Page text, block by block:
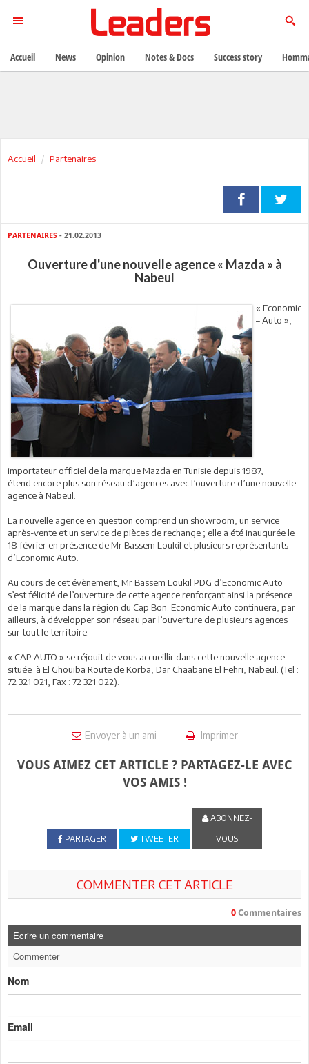
Accueil Partenaires
PARTENAIRES - 21.02.2013
Ouverture d'une nouvelle agence « Mazda » à
Nabeul
« Economic
– Auto »,
importateur officiel de la marque Mazda en Tunisie depuis 1987,
étend encore plus son réseau d’agences avec l’ouverture d’une nouvelle
agence à Nabeul.
La nouvelle agence en question comprend un showroom, un service
après-vente et un service de pièces de rechange ; elle a été inaugurée le
18 février en présence de Mr Bassem Loukil et plusieurs représentants
d’Economic Auto.
Au cours de cet évènement, Mr Bassem Loukil PDG d’Economic Auto
s’est félicité de l’ouverture de cette agence renforçant ainsi la présence
de la marque dans la région du Cap Bon. Economic Auto continuera, par
ailleurs, à développer son réseau par l’ouverture de plusieurs agences
sur tout le territoire.
« CAP AUTO » se réjouit de vous accueillir dans cette nouvelle agence
située à El Ghouiba Route de Korba, Dar Chaabane El Fehri, Nabeul. (Tel :
72 321 021, Fax : 72 321 022).
Envoyer à un ami Imprimer
VOUS AIMEZ CET ARTICLE ? PARTAGEZ-LE AVEC
VOS AMIS !
PARTAGER TWEETER
ABONNEZ-
VOUS
COMMENTER CET ARTICLE
0 Commentaires
Ecrire un commentaire
Commenter
Nom
Email
Accueil News Opinion Notes & Docs Success story